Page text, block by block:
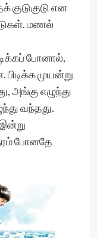
குடுகுடு என
மணல்
போனால்,
முயன்று
அங்கு எழுந்து
வந்தது.
போனதே